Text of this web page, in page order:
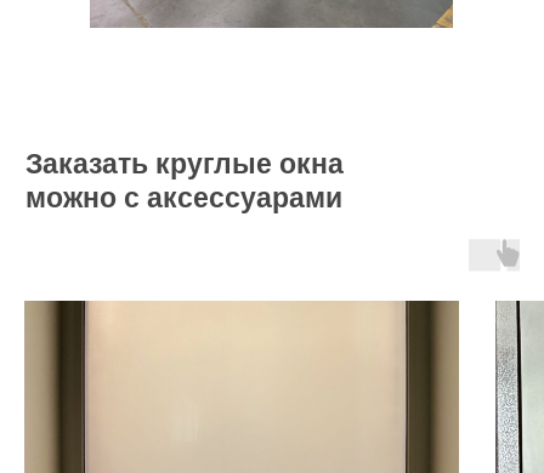
Заказать круглые окна
можно с аксессуарами